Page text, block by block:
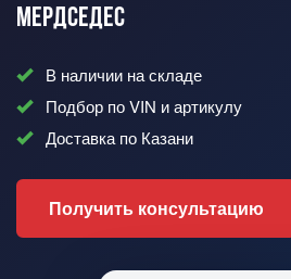
Мердседес
В наличии на складе
Подбор по VIN и артикулу
Доставка по Казани
Получить консультацию